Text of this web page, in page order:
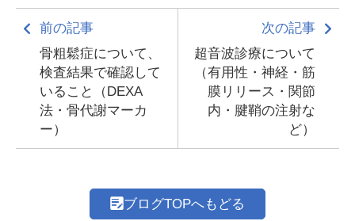
前の記事
骨粗鬆症について、
検査結果で確認して
いること（DEXA
法・骨代謝マーカ
ー）
次の記事
超音波診療について
（有用性・神経・筋
膜リリース・関節
内・腱鞘の注射な
ど）
ブログTOPへもどる